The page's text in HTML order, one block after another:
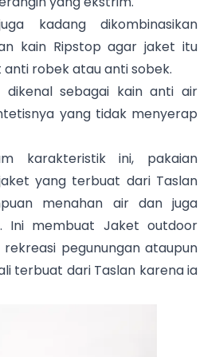
kadang dikombinasikan
kain Ripstop agar jaket itu
anti robek atau anti sobek.
dikenal sebagai kain anti air
yang tidak menyerap
karakteristik ini, pakaian
yang terbuat dari Taslan
menahan air dan juga
Ini membuat Jaket outdoor
pegunungan ataupun
terbuat dari Taslan karena ia